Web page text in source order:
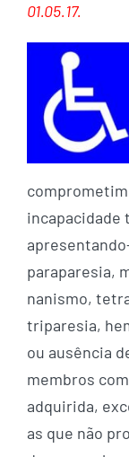
01.05.17.
incapacidade
paraparesia,
nanismo,
triparesia,
ou ausência
membros
adquirida,
as que não